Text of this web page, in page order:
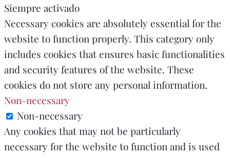
Siempre activado
Necessary cookies are absolutely essential for the
website to function properly. This category only
includes cookies that ensures basic functionalities
and security features of the website. These
cookies do not store any personal information.
Non-necessary
Non-necessary
Any cookies that may not be particularly
necessary for the website to function and is used